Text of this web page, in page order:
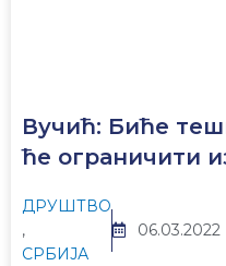
Вучић: Биће
ће ограничити
ДРУШТВО
,
СРБИЈА
06.03.2022